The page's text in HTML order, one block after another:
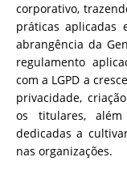
corporativo,
práticas aplicadas
abrangência da
regulamento
com a LGPD a
privacidade,
os titulares,
dedicadas a
nas organizações.